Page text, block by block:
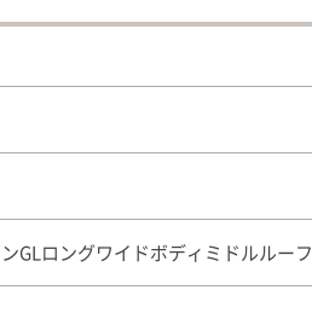
GLロングワイドボディミドルルーフ